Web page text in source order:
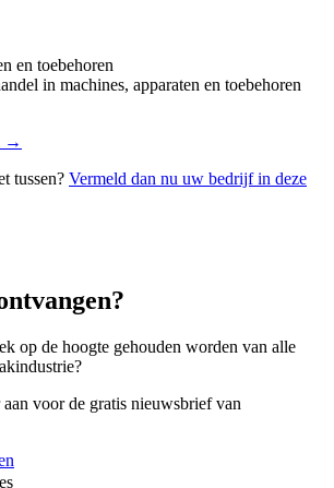
en toebehoren
in machines, apparaten en toebehoren
→
tussen? Vermeld dan nu uw bedrijf in deze
op de hoogte gehouden worden van alle
voor de gratis nieuwsbrief van